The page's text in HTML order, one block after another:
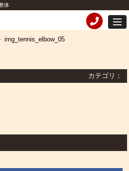
体
img_tennis_elbow_05
カテゴリ：